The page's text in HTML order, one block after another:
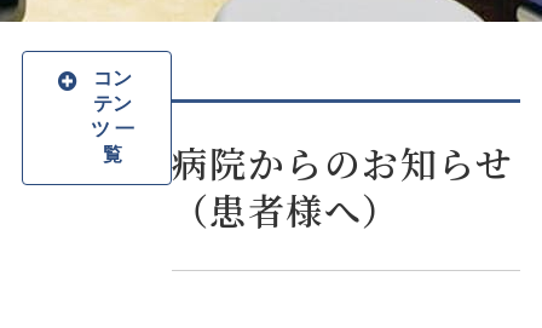
病院からのお知らせ
（患者様へ）
コン
テン
ツ 一
覧